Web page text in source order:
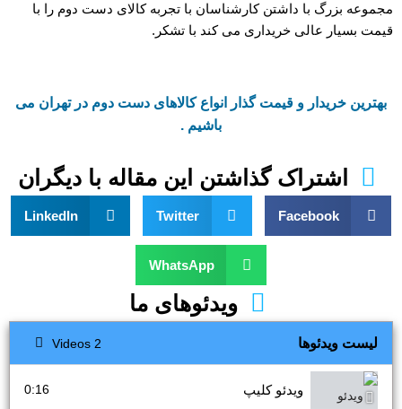
مجموعه بزرگ با داشتن کارشناسان با تجربه کالای دست دوم را با
قیمت بسیار عالی خریداری می کند با تشکر.
بهترین خریدار و قیمت گذار انواع کالاهای دست دوم در تهران می
باشیم .
اشتراک گذاشتن این مقاله با دیگران
Facebook
Twitter
LinkedIn
WhatsApp
ویدئوهای ما
لیست ویدئوها 2 Videos
ویدئو کلیپ 0:16